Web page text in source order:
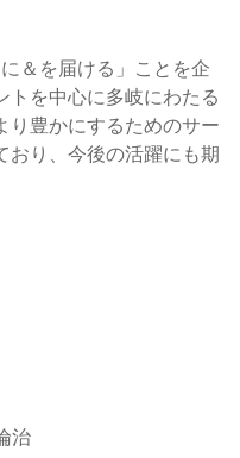
＆を届ける」ことを企
トを中心に多岐にわたる
り豊かにするためのサー
おり、今後の活躍にも期
治